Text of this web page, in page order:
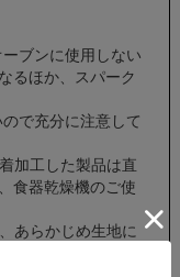
ブンに使用しない
るほか、スパーク
で充分に注意して
加工した製品は直
食器乾燥機のご使
あらかじめ生地に